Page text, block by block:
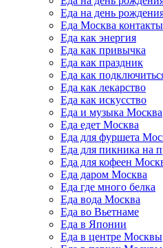
Еда на день
Еда Москва контакты
Еда как энергия
Еда как привычка
Еда как праздник
Еда как
Еда как лекарство
Еда как искусство
Еда и музыка Москва
Еда едет Москва
Еда для фуршета
Еда для пикника на
Еда для кофеен
Еда даром Москва
Еда где много белка
Еда вода Москва
Еда во Вьетнаме
Еда в Японии
Еда в центре Москвы